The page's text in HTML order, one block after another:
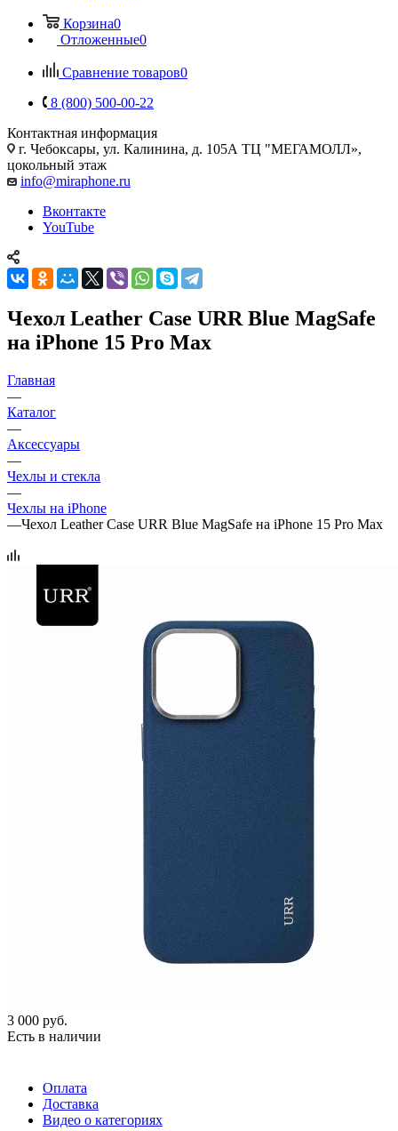
Корзина0
Отложенные0
Сравнение товаров0
8 (800) 500-00-22
Контактная информация
г. Чебоксары, ул. Калинина, д. 105А ТЦ "МЕГАМОЛЛ»,
цокольный этаж
info@miraphone.ru
Вконтакте
YouTube
Чехол Leather Case URR Blue MagSafe
на iPhone 15 Pro Max
Главная
—
Каталог
—
Аксессуары
—
Чехлы и стекла
—
Чехлы на iPhone
—Чехол Leather Case URR Blue MagSafe на iPhone 15 Pro Max
3 000 руб.
Есть в наличии
Оплата
Доставка
Видео о категориях